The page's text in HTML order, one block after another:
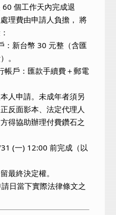
個工作天內完成退
理費由申請人負擔， 將
新台幣 30 元整（含匯
。
戶：匯款手續費＋郵電
人申請。未成年者須另
反面影本、法定代理人
得協助辦理付費鑽石之
(一) 12:00 前完成（以
最終決定權。
日當下實際法律條文之